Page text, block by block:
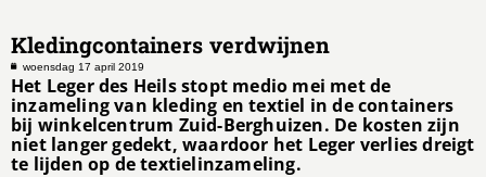
Kledingcontainers verdwijnen
woensdag 17 april 2019
Het Leger des Heils stopt medio mei met de
inzameling van kleding en textiel in de containers
bij winkelcentrum Zuid-Berghuizen. De kosten zijn
niet langer gedekt, waardoor het Leger verlies dreigt
te lijden op de textielinzameling.